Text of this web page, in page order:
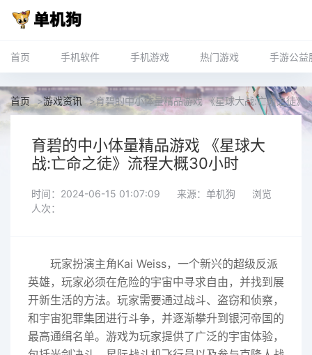
首页 手机软件 手机游戏 热门游戏 手游公益
首页 >游戏资讯 >育碧的中小体量精品游戏 《星球大战:亡命之徒》
育碧的中小体量精品游戏 《星球大
战:亡命之徒》流程大概30小时
时间：2024-06-15 01:07:09 来源：单机狗
浏览
人次：
玩家扮演主角Kai Weiss，一个新兴的超级反派
英雄，玩家必须在危险的宇宙中寻求自由，并找到展
开新生活的方法。玩家需要通过战斗、盗窃和侦察，
和宇宙犯罪集团进行斗争，并逐渐攀升到银河帝国的
最高通缉名单。游戏为玩家提供了广泛的宇宙体验，